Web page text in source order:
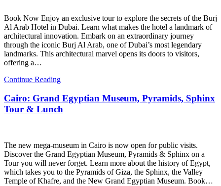
Book Now Enjoy an exclusive tour to explore the secrets of the Burj
Al Arab Hotel in Dubai. Learn what makes the hotel a landmark of
architectural innovation. Embark on an extraordinary journey
through the iconic Burj Al Arab, one of Dubai’s most legendary
landmarks. This architectural marvel opens its doors to visitors,
offering a…
Continue Reading
Cairo: Grand Egyptian Museum, Pyramids, Sphinx
Tour & Lunch
The new mega-museum in Cairo is now open for public visits.
Discover the Grand Egyptian Museum, Pyramids & Sphinx on a
Tour you will never forget. Learn more about the history of Egypt,
which takes you to the Pyramids of Giza, the Sphinx, the Valley
Temple of Khafre, and the New Grand Egyptian Museum. Book…